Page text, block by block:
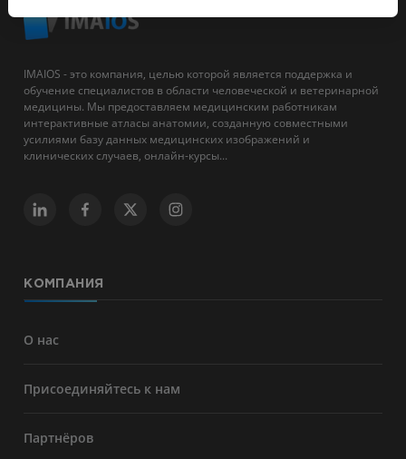
IMAIOS - это компания, целью которой является поддержка и
обучение специалистов в области человеческой и ветеринарной
медицины. Мы предоставляем медицинским работникам
интерактивные атласы анатомии, созданную совместными
усилиями базу данных медицинских изображений и
клинических случаев, онлайн-курсы...
КОМПАНИЯ
О нас
Присоединяйтесь к нам
Партнёров